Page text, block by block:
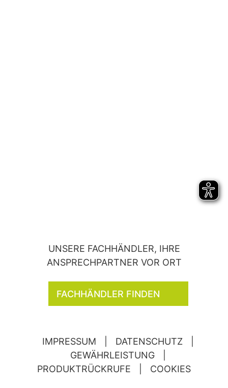
UNSERE FACHHÄNDLER, IHRE
ANSPRECHPARTNER VOR ORT
FACHHÄNDLER FINDEN
IMPRESSUM DATENSCHUTZ
GEWÄHRLEISTUNG
PRODUKTRÜCKRUFE
COOKIES